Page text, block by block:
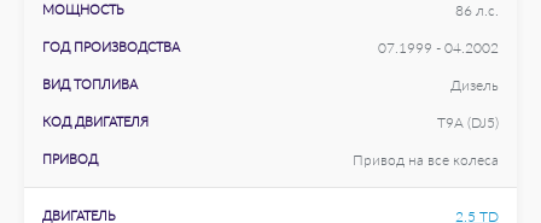
МОЩНОСТЬ 86 л.с.
ГОД ПРОИЗВОДСТВА 07.1999 - 04.2002
ВИД ТОПЛИВА Дизель
КОД ДВИГАТЕЛЯ T9A (DJ5)
ПРИВОД Привод на все колеса
ДВИГАТЕЛЬ 2.5 TD